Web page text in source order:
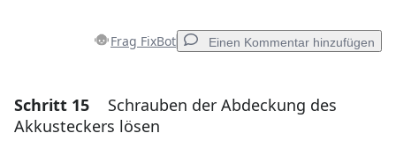
Frag FixBot Einen Kommentar hinzufügen
Einen Kommentar hinzufügen
Schritt 15
Schrauben der Abdeckung des
Akkusteckers lösen